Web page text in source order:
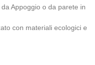
Appoggio o da parete in
con materiali ecologici e